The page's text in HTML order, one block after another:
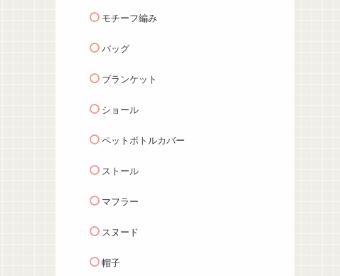
モチーフ編み
バッグ
ブランケット
ショール
ペットボトルカバー
ストール
マフラー
スヌード
帽子